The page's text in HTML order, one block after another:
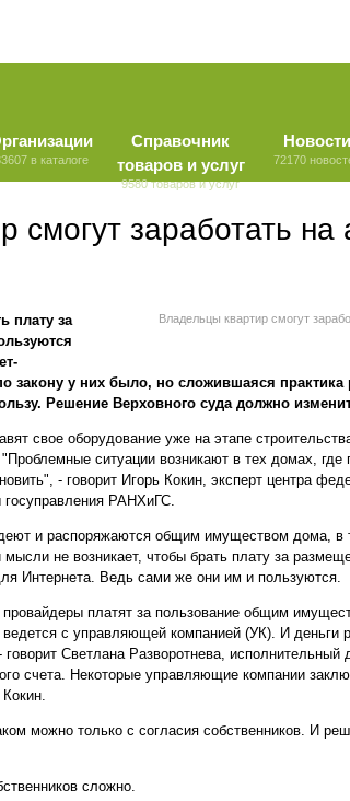
в каталоге
Справочник
товаров и услуг
9580 товаров и услуг
Новости
72170
смогут заработать на
Владельцы квартир смогут
плату за
закону у них было, но сложившаяся практика
Решение Верховного суда должно
свое оборудование уже на этапе
ситуации возникают в тех домах, где
- говорит Игорь Кокин, эксперт центра
РАНХиГС.
и распоряжаются общим имуществом дома, в
не возникает, чтобы брать плату за
Интернета. Ведь сами же они им и пользуются.
провайдеры платят за пользование общим
с управляющей компанией (УК). И деньги
Светлана Разворотнева, исполнительный
счета. Некоторые управляющие компании
можно только с согласия собственников. И
сложно.